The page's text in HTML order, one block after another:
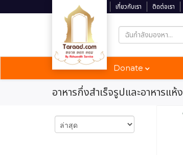
ติดตามสถานะจัดส่ง เกี่ยวกับเรา ติดต่อเรา
Donate
อาหารกึ่งสําเร็จรูปและอาหารแห้ง